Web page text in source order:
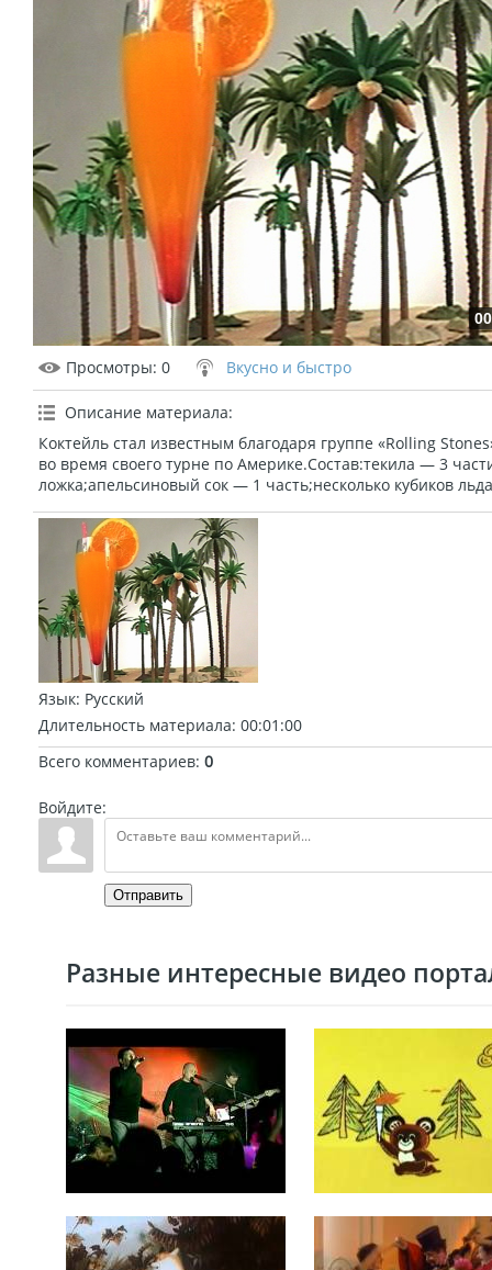
Просмотры: 0 Вкусно и быстро
Описание материала:
Коктейль стал известным благодаря группе «Rolling
во время своего турне по Америке.Состав:текила — 3
ложка;апельсиновый сок — 1 часть;несколько кубиков
Язык: Русский
Длительность материала: 00:01:00
Всего комментариев: 0
Войдите:
Отправить
Разные интересные видео